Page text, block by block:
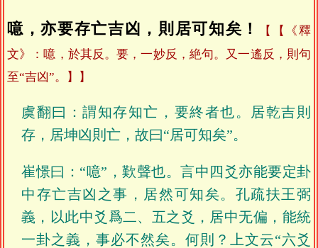
噫，亦要存亡吉凶，則居可知矣！
【《釋
文》：噫，於其反。要，一妙反，絶句。又一遙反，則句
至“吉凶”。】
虞翻曰：謂知存知亡，要終者也。居乾吉則
存，居坤凶則亡，故曰“居可知矣”。
崔憬曰：“噫”，歎聲也。言中四爻亦能要定卦
中存亡吉凶之事，居然可知矣。孔疏扶王弼
義，以此中爻爲二、五之爻，居中无偏，能統
一卦之義，事必不然矣。何則？上文云“六爻